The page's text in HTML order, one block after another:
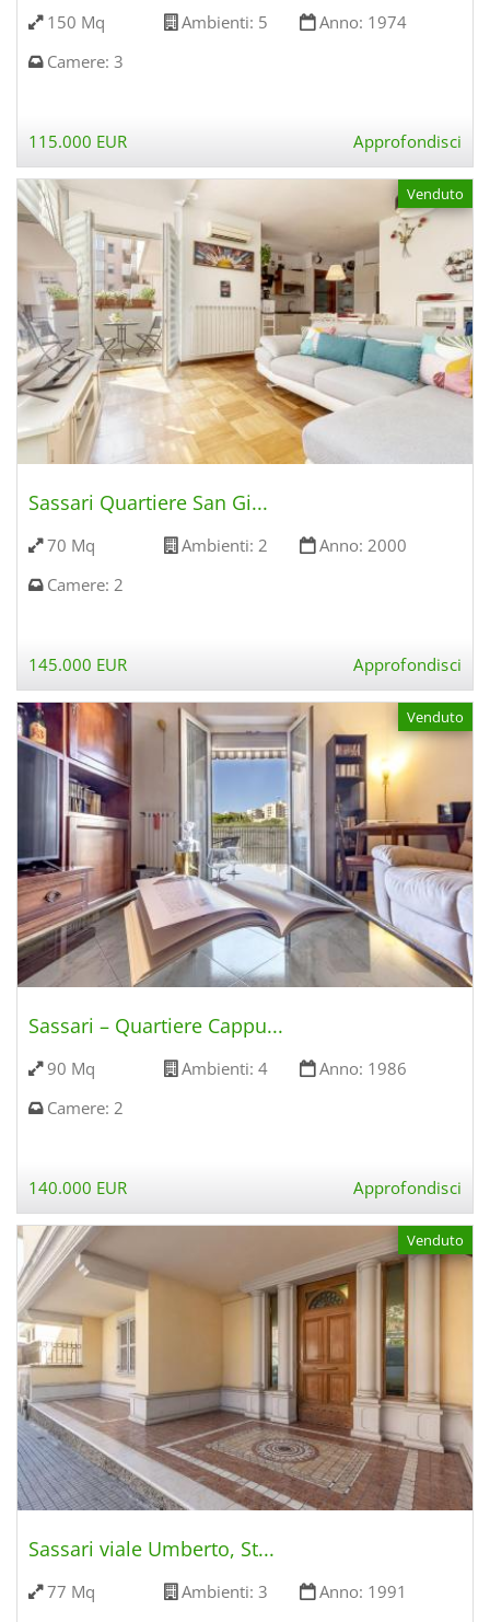
150 Mq Ambienti: 5 Anno: 1974
Camere: 3
115.000 EUR Approfondisci
Venduto
Sassari Quartiere San Gi...
70 Mq Ambienti: 2 Anno: 2000
Camere: 2
145.000 EUR Approfondisci
Venduto
Sassari – Quartiere Cappu...
90 Mq Ambienti: 4 Anno: 1986
Camere: 2
140.000 EUR Approfondisci
Venduto
Sassari viale Umberto, St...
77 Mq Ambienti: 3 Anno: 1991